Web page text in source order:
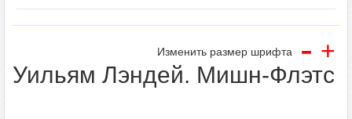
Изменить размер шрифта - +
Уильям Лэндей. Мишн-Флэтс